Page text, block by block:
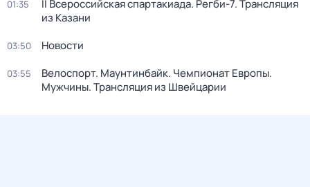
01:35
II Всероссийская спартакиада. Регби-7. Трансляция
из Казани
03:50 Новости
03:55
Велоспорт. Маунтинбайк. Чемпионат Европы.
Мужчины. Трансляция из Швейцарии